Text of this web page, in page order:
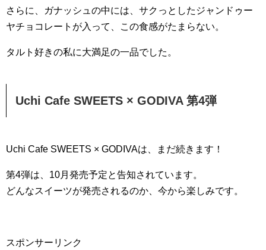
さらに、ガナッシュの中には、サクっとしたジャンドゥー
ヤチョコレートが入って、この食感がたまらない。
タルト好きの私に大満足の一品でした。
Uchi Cafe SWEETS × GODIVA 第4弾
Uchi Cafe SWEETS × GODIVAは、まだ続きます！
第4弾は、10月発売予定と告知されています。
どんなスイーツが発売されるのか、今から楽しみです。
スポンサーリンク